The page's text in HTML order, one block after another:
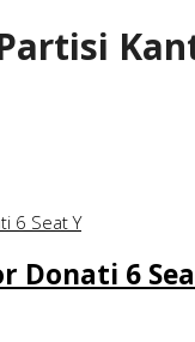
Donati 6